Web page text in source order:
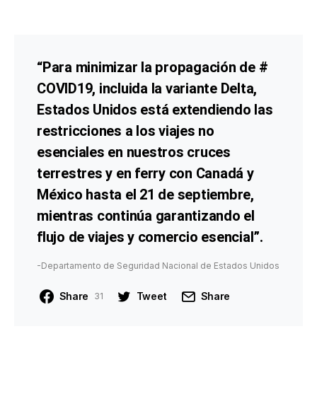
“Para minimizar la propagación de #
COVID19, incluida la variante Delta,
Estados Unidos está extendiendo las
restricciones a los viajes no
esenciales en nuestros cruces
terrestres y en ferry con Canadá y
México hasta el 21 de septiembre,
mientras continúa garantizando el
flujo de viajes y comercio esencial”.
-Departamento de Seguridad Nacional de Estados Unidos
Share 31 Tweet Share